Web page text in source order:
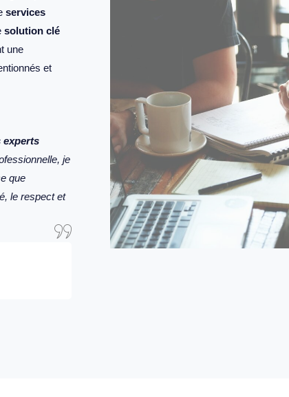
services
solution clé
une
et
experts
je
que
le respect et